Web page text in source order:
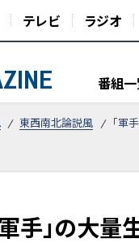
テレビ ラジオ
番組
東西南北論説風 「軍
軍手」の大